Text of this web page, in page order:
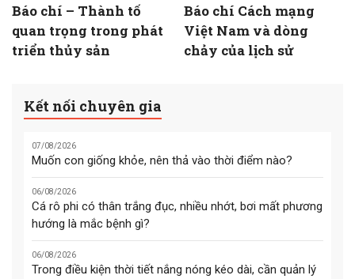
Báo chí – Thành tố
quan trọng trong phát
triển thủy sản
Báo chí Cách mạng
Việt Nam và dòng
chảy của lịch sử
Kết nối chuyên gia
07/08/2026
Muốn con giống khỏe, nên thả vào thời điểm nào?
06/08/2026
Cá rô phi có thân trắng đục, nhiều nhớt, bơi mất phương
hướng là mắc bệnh gì?
06/08/2026
Trong điều kiện thời tiết nắng nóng kéo dài, cần quản lý